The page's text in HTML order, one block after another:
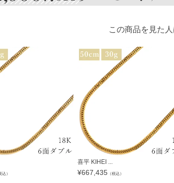
この商品を見た
込）
喜平 KIHEI ...
¥667,435 （税込）